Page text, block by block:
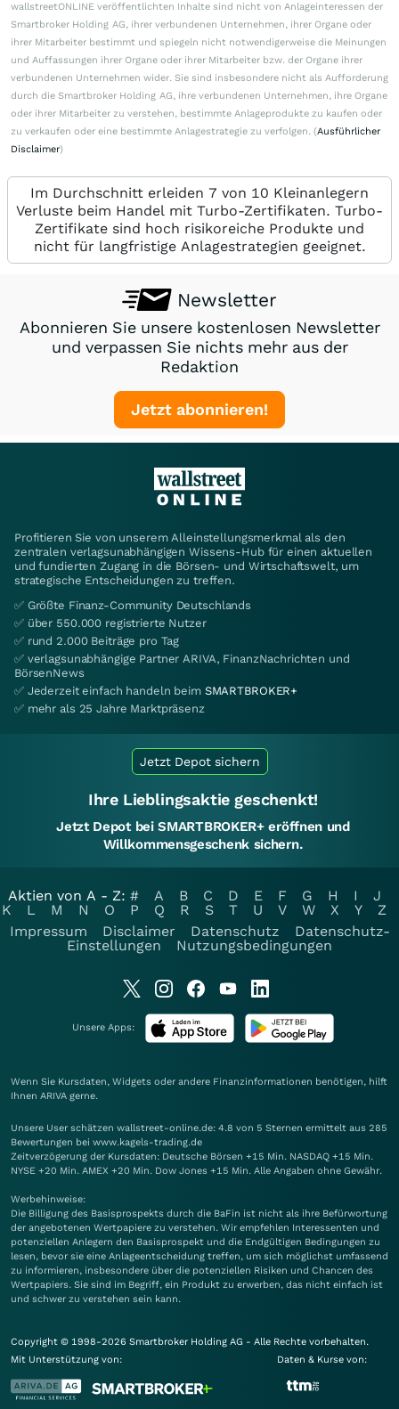
wallstreetONLINE veröffentlichten Inhalte sind nicht von Anlageinteressen der
Smartbroker Holding AG, ihrer verbundenen Unternehmen, ihrer Organe oder
ihrer Mitarbeiter bestimmt und spiegeln nicht notwendigerweise die Meinungen
und Auffassungen ihrer Organe oder ihrer Mitarbeiter bzw. der Organe ihrer
verbundenen Unternehmen wider. Sie sind insbesondere nicht als Aufforderung
durch die Smartbroker Holding AG, ihre verbundenen Unternehmen, ihre Organe
oder ihrer Mitarbeiter zu verstehen, bestimmte Anlageprodukte zu kaufen oder
zu verkaufen oder eine bestimmte Anlagestrategie zu verfolgen. (Ausführlicher
Disclaimer)
Im Durchschnitt erleiden 7 von 10 Kleinanlegern
Verluste beim Handel mit Turbo-Zertifikaten. Turbo-
Zertifikate sind hoch risikoreiche Produkte und
nicht für langfristige Anlagestrategien geeignet.
Newsletter
Abonnieren Sie unsere kostenlosen Newsletter
und verpassen Sie nichts mehr aus der
Redaktion
Jetzt abonnieren!
Profitieren Sie von unserem Alleinstellungsmerkmal als den
zentralen verlagsunabhängigen Wissens-Hub für einen aktuellen
und fundierten Zugang in die Börsen- und Wirtschaftswelt, um
strategische Entscheidungen zu treffen.
✅ Größte Finanz-Community Deutschlands
✅ über 550.000 registrierte Nutzer
✅ rund 2.000 Beiträge pro Tag
✅ verlagsunabhängige Partner ARIVA, FinanzNachrichten und
BörsenNews
✅ Jederzeit einfach handeln beim SMARTBROKER+
✅ mehr als 25 Jahre Marktpräsenz
Jetzt Depot sichern
Ihre Lieblingsaktie geschenkt!
Jetzt Depot bei SMARTBROKER+ eröffnen und
Willkommensgeschenk sichern.
Aktien von A - Z: # A B C D E F G H I
J
K
L M N O P Q R S T U V W X Y
Z
Impressum
Disclaimer Datenschutz
Datenschutz-
Einstellungen
Nutzungsbedingungen
Unsere Apps:
Wenn Sie Kursdaten, Widgets oder andere Finanzinformationen benötigen, hilft
Ihnen ARIVA gerne.
Unsere User schätzen wallstreet-online.de: 4.8 von 5 Sternen ermittelt aus 285
Bewertungen bei www.kagels-trading.de
Zeitverzögerung der Kursdaten: Deutsche Börsen +15 Min. NASDAQ +15 Min.
NYSE +20 Min. AMEX +20 Min. Dow Jones +15 Min. Alle Angaben ohne Gewähr.
Werbehinweise:
Die Billigung des Basisprospekts durch die BaFin ist nicht als ihre Befürwortung
der angebotenen Wertpapiere zu verstehen. Wir empfehlen Interessenten und
potenziellen Anlegern den Basisprospekt und die Endgültigen Bedingungen zu
lesen, bevor sie eine Anlageentscheidung treffen, um sich möglichst umfassend
zu informieren, insbesondere über die potenziellen Risiken und Chancen des
Wertpapiers. Sie sind im Begriff, ein Produkt zu erwerben, das nicht einfach ist
und schwer zu verstehen sein kann.
Copyright © 1998-2026 Smartbroker Holding AG - Alle Rechte vorbehalten.
Mit Unterstützung von:
Daten & Kurse von: